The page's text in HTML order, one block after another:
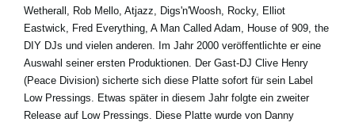
Wetherall, Rob Mello, Atjazz, Digs'n'Woosh, Rocky, Elliot
Eastwick, Fred Everything, A Man Called Adam, House of 909, the
DIY DJs und vielen anderen. Im Jahr 2000 veröffentlichte er eine
Auswahl seiner ersten Produktionen. Der Gast-DJ Clive Henry
(Peace Division) sicherte sich diese Platte sofort für sein Label
Low Pressings. Etwas später in diesem Jahr folgte ein zweiter
Release auf Low Pressings. Diese Platte wurde von Danny